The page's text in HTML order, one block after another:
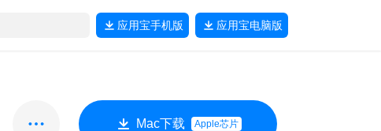
应用宝手机版 应用宝电脑版
Mac下载 Apple芯片